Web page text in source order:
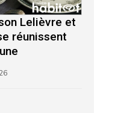
Lelièvre et
réunissent